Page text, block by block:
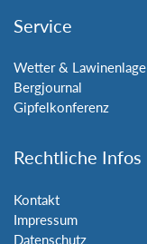
Service
Wetter & Lawinenlage
Bergjournal
Gipfelkonferenz
Rechtliche Infos
Kontakt
Impressum
Datenschutz